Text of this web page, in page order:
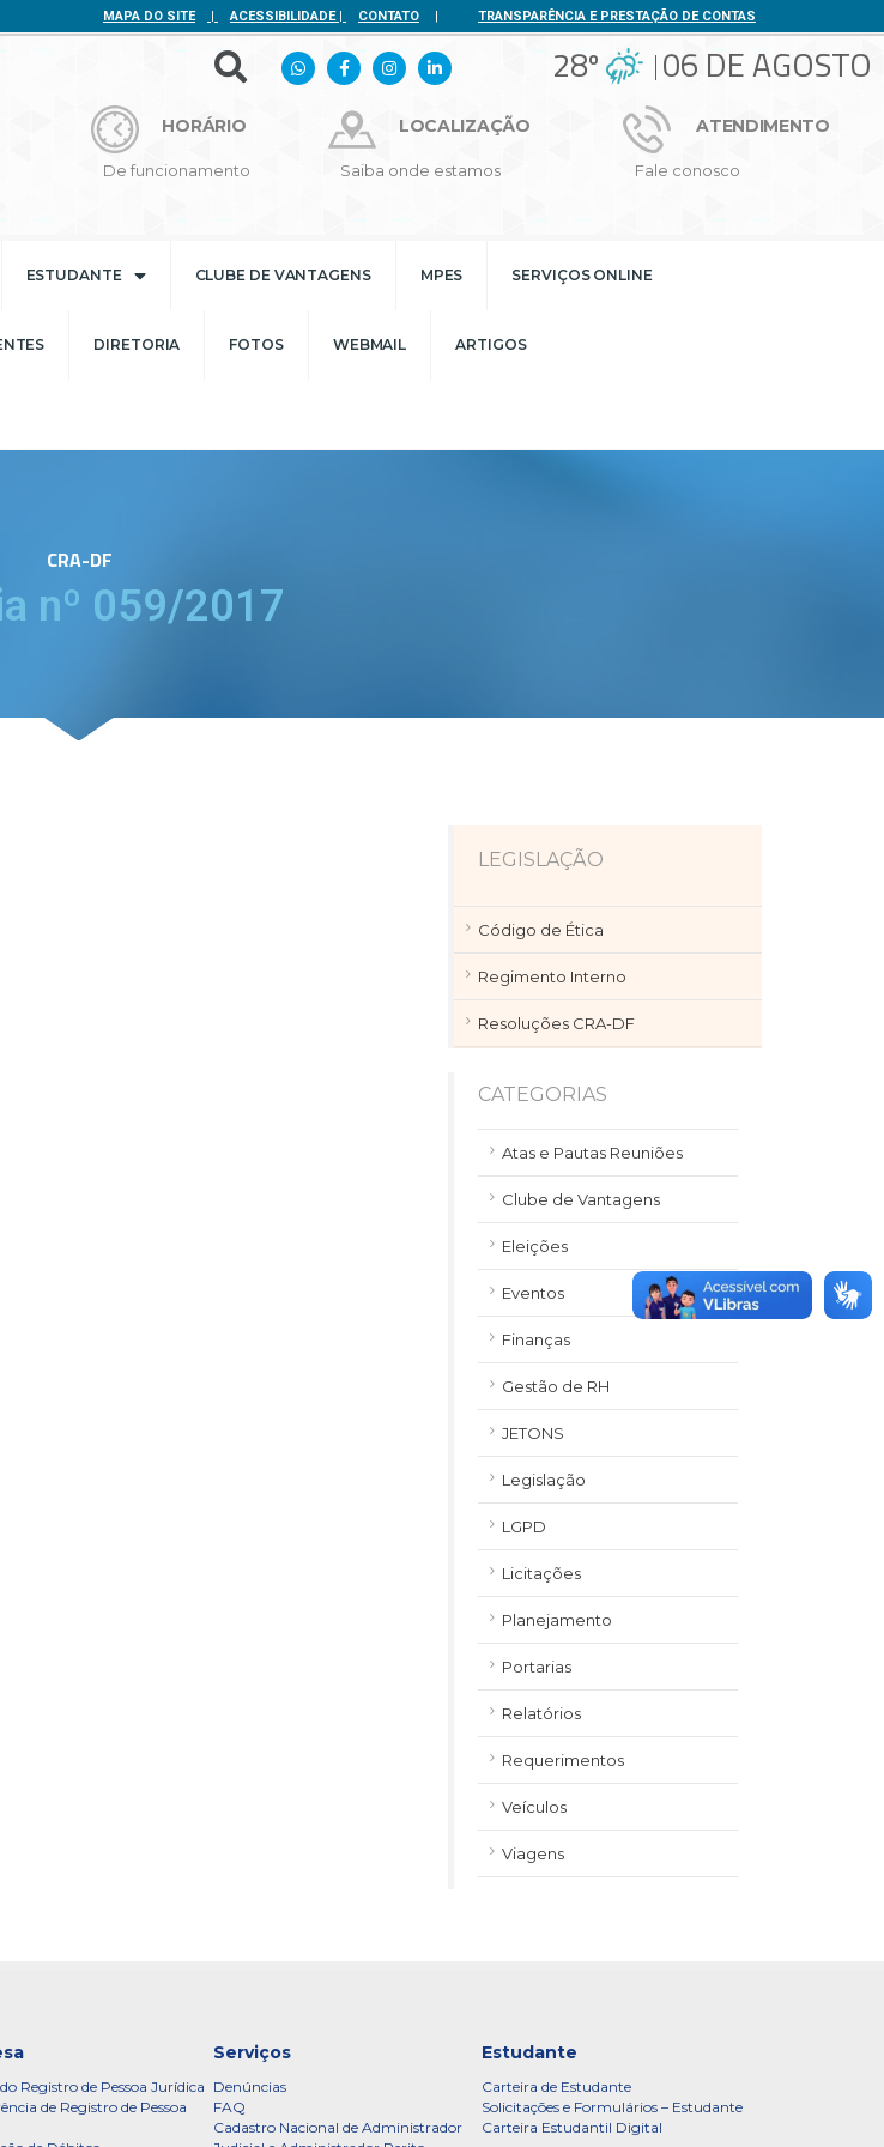
MAPA DO SITE | ACESSIBILIDADE| CONTATO | TRANSPARÊNCIA E PRESTAÇÃO DE CONTAS
28º 06 DE AGOSTO
HORÁRIO
De funcionamento
LOCALIZAÇÃO
Saiba onde estamos
ATENDIMENTO
Fale conosco
ESTUDANTE CLUBE DE VANTAGENS MPES SERVIÇOS ONLINE
DIRETORIA FOTOS WEBMAIL ARTIGOS
CRA-DF
nº 059/2017
LEGISLAÇÃO
Código de Ética
Regimento Interno
Resoluções CRA-DF
CATEGORIAS
Atas e Pautas Reuniões
Clube de Vantagens
Eleições
Eventos
Finanças
Gestão de RH
JETONS
Legislação
LGPD
Licitações
Planejamento
Portarias
Relatórios
Requerimentos
Veículos
Viagens
Registro de Pessoa Jurídica
de Registro de Pessoa
Serviços
Denúncias
FAQ
Cadastro Nacional de Administrador
Estudante
Carteira de Estudante
Solicitações e Formulários – Estudante
Carteira Estudantil Digital